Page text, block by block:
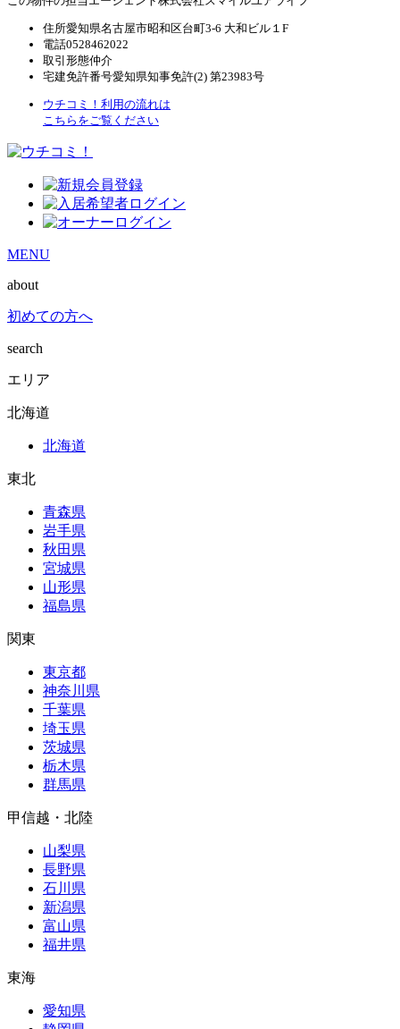
住所愛知県名古屋市昭和区台町3-6 大和ビル１F
電話0528462022
取引形態仲介
宅建免許番号愛知県知事免許(2) 第23983号
ウチコミ！利用の流れは
こちらをご覧ください
MENU
about
初めての方へ
search
エリア
北海道
北海道
東北
青森県
岩手県
秋田県
宮城県
山形県
福島県
関東
東京都
神奈川県
千葉県
埼玉県
茨城県
栃木県
群馬県
甲信越・北陸
山梨県
長野県
石川県
新潟県
富山県
福井県
東海
愛知県